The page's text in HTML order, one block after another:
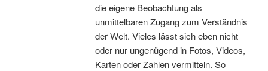
die eigene Beobachtung als
unmittelbaren Zugang zum Verständnis
der Welt. Vieles lässt sich eben nicht
oder nur ungenügend in Fotos, Videos,
Karten oder Zahlen vermitteln. So